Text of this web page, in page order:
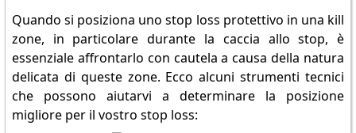
Quando si posiziona uno stop loss protettivo in una kill
zone, in particolare durante la caccia allo stop, è
essenziale affrontarlo con cautela a causa della natura
delicata di queste zone. Ecco alcuni strumenti tecnici
che possono aiutarvi a determinare la posizione
migliore per il vostro stop loss: